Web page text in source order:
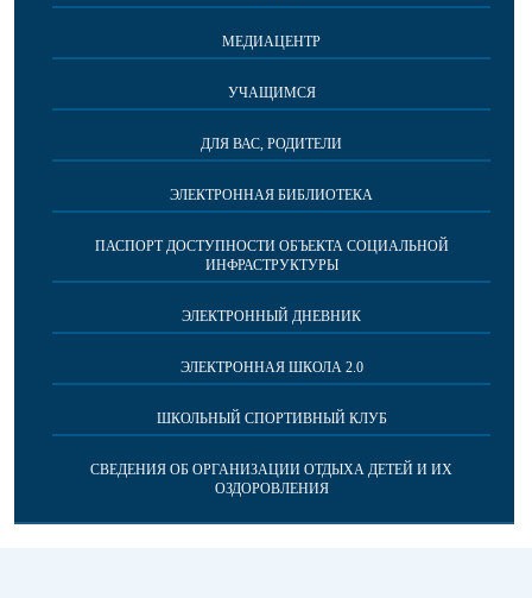
МЕДИАЦЕНТР
УЧАЩИМСЯ
ДЛЯ ВАС, РОДИТЕЛИ
ЭЛЕКТРОННАЯ БИБЛИОТЕКА
ПАСПОРТ ДОСТУПНОСТИ ОБЪЕКТА СОЦИАЛЬНОЙ
ИНФРАСТРУКТУРЫ
ЭЛЕКТРОННЫЙ ДНЕВНИК
ЭЛЕКТРОННАЯ ШКОЛА 2.0
ШКОЛЬНЫЙ СПОРТИВНЫЙ КЛУБ
СВЕДЕНИЯ ОБ ОРГАНИЗАЦИИ ОТДЫХА ДЕТЕЙ И ИХ
ОЗДОРОВЛЕНИЯ